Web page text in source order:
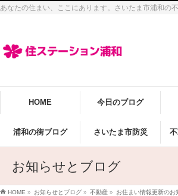
あなたの住まい、ここにあります。さいたま市浦和の
HOME 今日のブログ
浦和の街ブログ さいたま市防災
お知らせとブログ
HOME » お知らせとブログ » 不動産 » お住まい情報更新のお